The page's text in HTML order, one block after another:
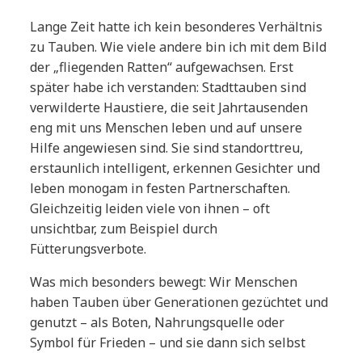
Lange Zeit hatte ich kein besonderes Verhältnis
zu Tauben. Wie viele andere bin ich mit dem Bild
der „fliegenden Ratten“ aufgewachsen. Erst
später habe ich verstanden: Stadttauben sind
verwilderte Haustiere, die seit Jahrtausenden
eng mit uns Menschen leben und auf unsere
Hilfe angewiesen sind. Sie sind standorttreu,
erstaunlich intelligent, erkennen Gesichter und
leben monogam in festen Partnerschaften.
Gleichzeitig leiden viele von ihnen – oft
unsichtbar, zum Beispiel durch
Fütterungsverbote.
Was mich besonders bewegt: Wir Menschen
haben Tauben über Generationen gezüchtet und
genutzt – als Boten, Nahrungsquelle oder
Symbol für Frieden – und sie dann sich selbst